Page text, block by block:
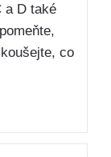
a D také
co